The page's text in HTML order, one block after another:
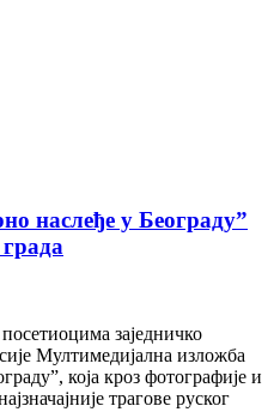
наслеђе у Београду”
заједничко
Мултимедијална изложба
која кроз фотографије и
трагове руског